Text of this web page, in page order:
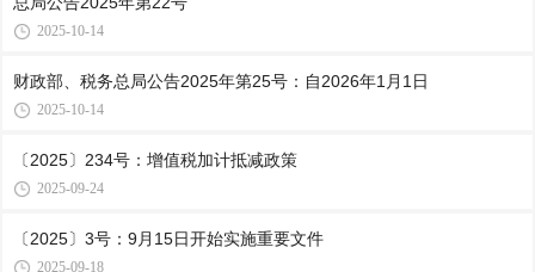
2025-10-14
财政部、税务总局公告2025年第25号：自2026年1月1日
2025-10-14
〔2025〕234号：增值税加计抵减政策
2025-09-24
〔2025〕3号：9月15日开始实施重要文件
2025-09-18